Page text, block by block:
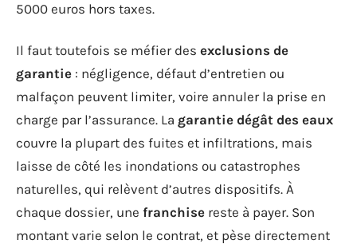
5000 euros hors taxes.
Il faut toutefois se méfier des exclusions de
garantie : négligence, défaut d’entretien ou
malfaçon peuvent limiter, voire annuler la prise en
charge par l’assurance. La garantie dégât des eaux
couvre la plupart des fuites et infiltrations, mais
laisse de côté les inondations ou catastrophes
naturelles, qui relèvent d’autres dispositifs. À
chaque dossier, une franchise reste à payer. Son
montant varie selon le contrat, et pèse directement